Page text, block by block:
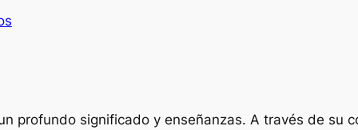
profundo significado y enseñanzas. A través de su